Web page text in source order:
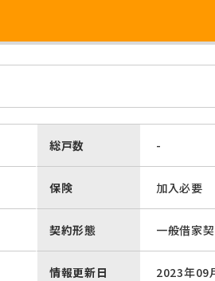
総戸数 -
保険 加入必要
契約形態 一般借家
情報更新日 2023年09